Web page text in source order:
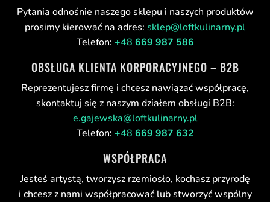
Pytania odnośnie naszego sklepu i naszych produktów
prosimy kierować na adres: sklep@loftkulinarny.pl
Telefon: +48 669 987 586
OBSŁUGA KLIENTA KORPORACYJNEGO – B2B
Reprezentujesz firmę i chcesz nawiązać współpracę,
skontaktuj się z naszym działem obsługi B2B:
e.gajewska@loftkulinarny.pl
Telefon: +48 669 987 632
WSPÓŁPRACA
Jesteś artystą, tworzysz rzemiosło, kochasz przyrodę
i chcesz z nami współpracować lub stworzyć wspólny